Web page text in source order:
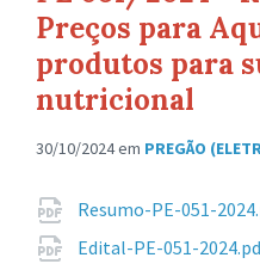
Preços para
produtos para
nutricional
30/10/2024em PREGÃO
Anexos
Resumo-PE-051-
Edital-PE-051-